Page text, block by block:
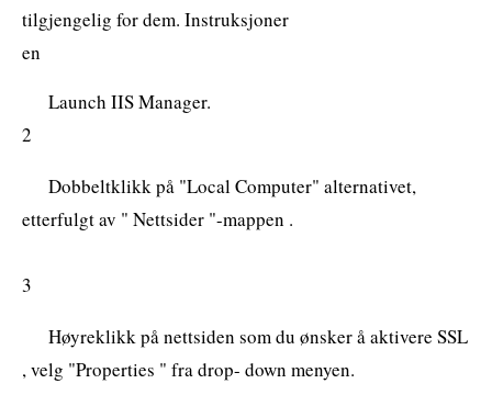
tilgjengelig for dem. Instruksjoner
en
Launch IIS Manager.
2
Dobbeltklikk på "Local Computer" alternativet,
etterfulgt av " Nettsider "-mappen .
3
Høyreklikk på nettsiden som du ønsker å aktivere SSL
, velg "Properties " fra drop- down menyen.